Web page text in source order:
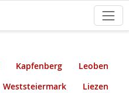
Kapfenberg
Leoben
Weststeiermark
Liezen